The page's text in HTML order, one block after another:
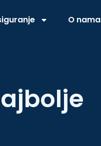
O nama